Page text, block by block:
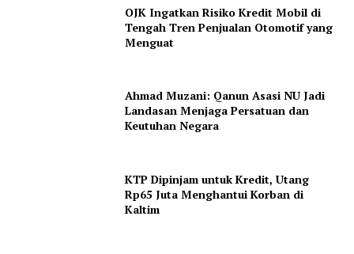
OJK Ingatkan Risiko Kredit Mobil di
Tengah Tren Penjualan Otomotif yang
Menguat
Ahmad Muzani: Qanun Asasi NU Jadi
Landasan Menjaga Persatuan dan
Keutuhan Negara
KTP Dipinjam untuk Kredit, Utang
Rp65 Juta Menghantui Korban di
Kaltim